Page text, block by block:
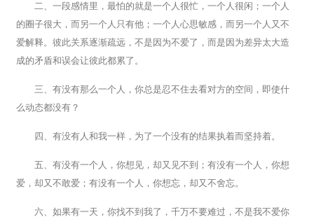
二、一段感情里，最怕的就是一个人很忙，一个人很闲；一个人
的圈子很大，而另一个人只有他；一个人心思敏感，而另一个人又不
爱解释。彼此关系逐渐疏远，不是因为不爱了，而是因为差异太大造
成的矛盾和误会让彼此都累了。
三、有没有那么一个人，你总是忍不住去看对方的空间，即使什
么动态都没有？
四、有没有人和我一样，为了一个没有的结果执着而坚持着。
五、有没有一个人，你想见，却又见不到；有没有一个人，你想
爱，却又不敢爱；有没有一个人，你想忘，却又不舍忘。
六、如果有一天，你找不到我了，千万不要难过，不是我不爱你